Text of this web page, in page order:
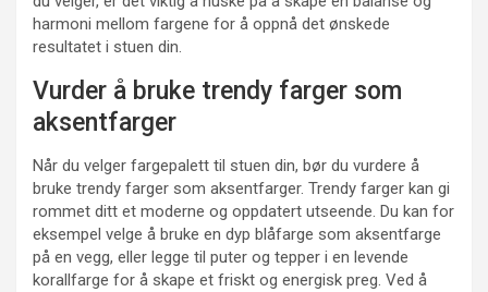
harmoni mellom fargene for å oppnå det ønskede
resultatet i stuen din.
Vurder å bruke trendy farger som
aksentfarger
Når du velger fargepalett til stuen din, bør du vurdere å
bruke trendy farger som aksentfarger. Trendy farger kan gi
rommet ditt et moderne og oppdatert utseende. Du kan for
eksempel velge å bruke en dyp blåfarge som aksentfarge
på en vegg, eller legge til puter og tepper i en levende
korallfarge for å skape et friskt og energisk preg. Ved å